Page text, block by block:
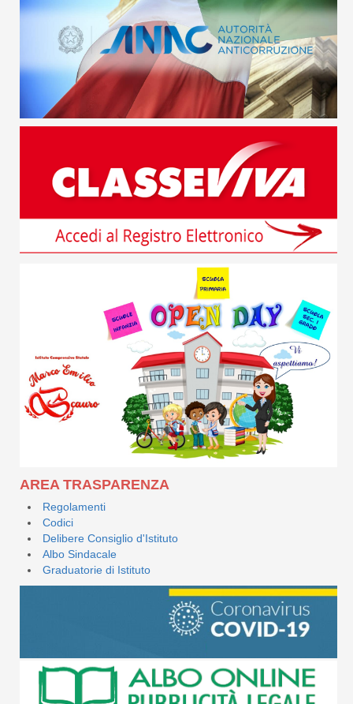
AREA TRASPARENZA
Regolamenti
Codici
Delibere Consiglio d'Istituto
Albo Sindacale
Graduatorie di Istituto